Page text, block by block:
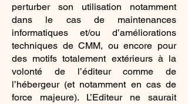
perturber son utilisation notamment
dans le cas de maintenances
informatiques et/ou d’améliorations
techniques de CMM, ou encore pour
des motifs totalement extérieurs à la
volonté de l’éditeur comme de
l’hébergeur (et notamment en cas de
force majeure). L’Editeur ne saurait